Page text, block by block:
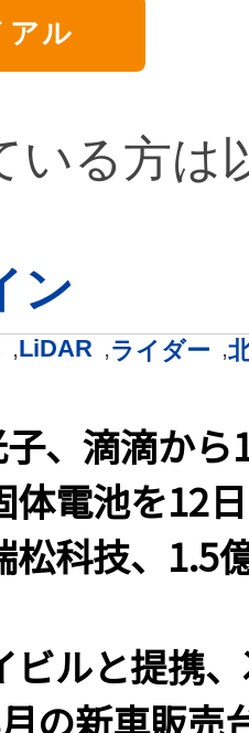
アル
いる方は
ン
,LiDAR ,ライダー ,
、滴滴か
体電池を12
松科技、1.5
ビルと提携
の新車販売